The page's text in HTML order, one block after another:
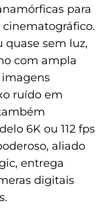
para
quase sem luz,
com ampla
ruído em
6K ou 112 fps
aliado
entrega
digitais